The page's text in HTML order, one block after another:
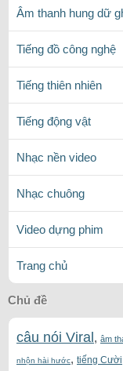
Âm thanh hung dữ
Tiếng đồ công nghệ
Tiếng thiên nhiên
Tiếng động vật
Nhạc nền video
Nhạc chuông
Video dựng phim
Trang chủ
Chủ đề
câu nói Viral , âm
nhộn hài hước, tiếng Cười